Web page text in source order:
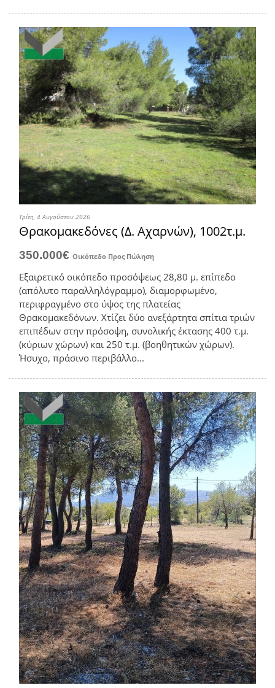
Τρίτη, 4 Αυγούστου 2026
Θρακομακεδόνες (Δ. Αχαρνών), 1002τ.μ.
350.000€Οικόπεδο Προς Πώληση
Εξαιρετικό οικόπεδο προσόψεως 28,80 μ. επίπεδο
(απόλυτο παραλληλόγραμμο), διαμορφωμένο,
περιφραγμένο στο ύψος της πλατείας
Θρακομακεδόνων. Χτίζει δύο ανεξάρτητα σπίτια τριών
επιπέδων στην πρόσοψη, συνολικής έκτασης 400 τ.μ.
(κύριων χώρων) και 250 τ.μ. (βοηθητικών χώρων).
Ήσυχο, πράσινο περιβάλλο...